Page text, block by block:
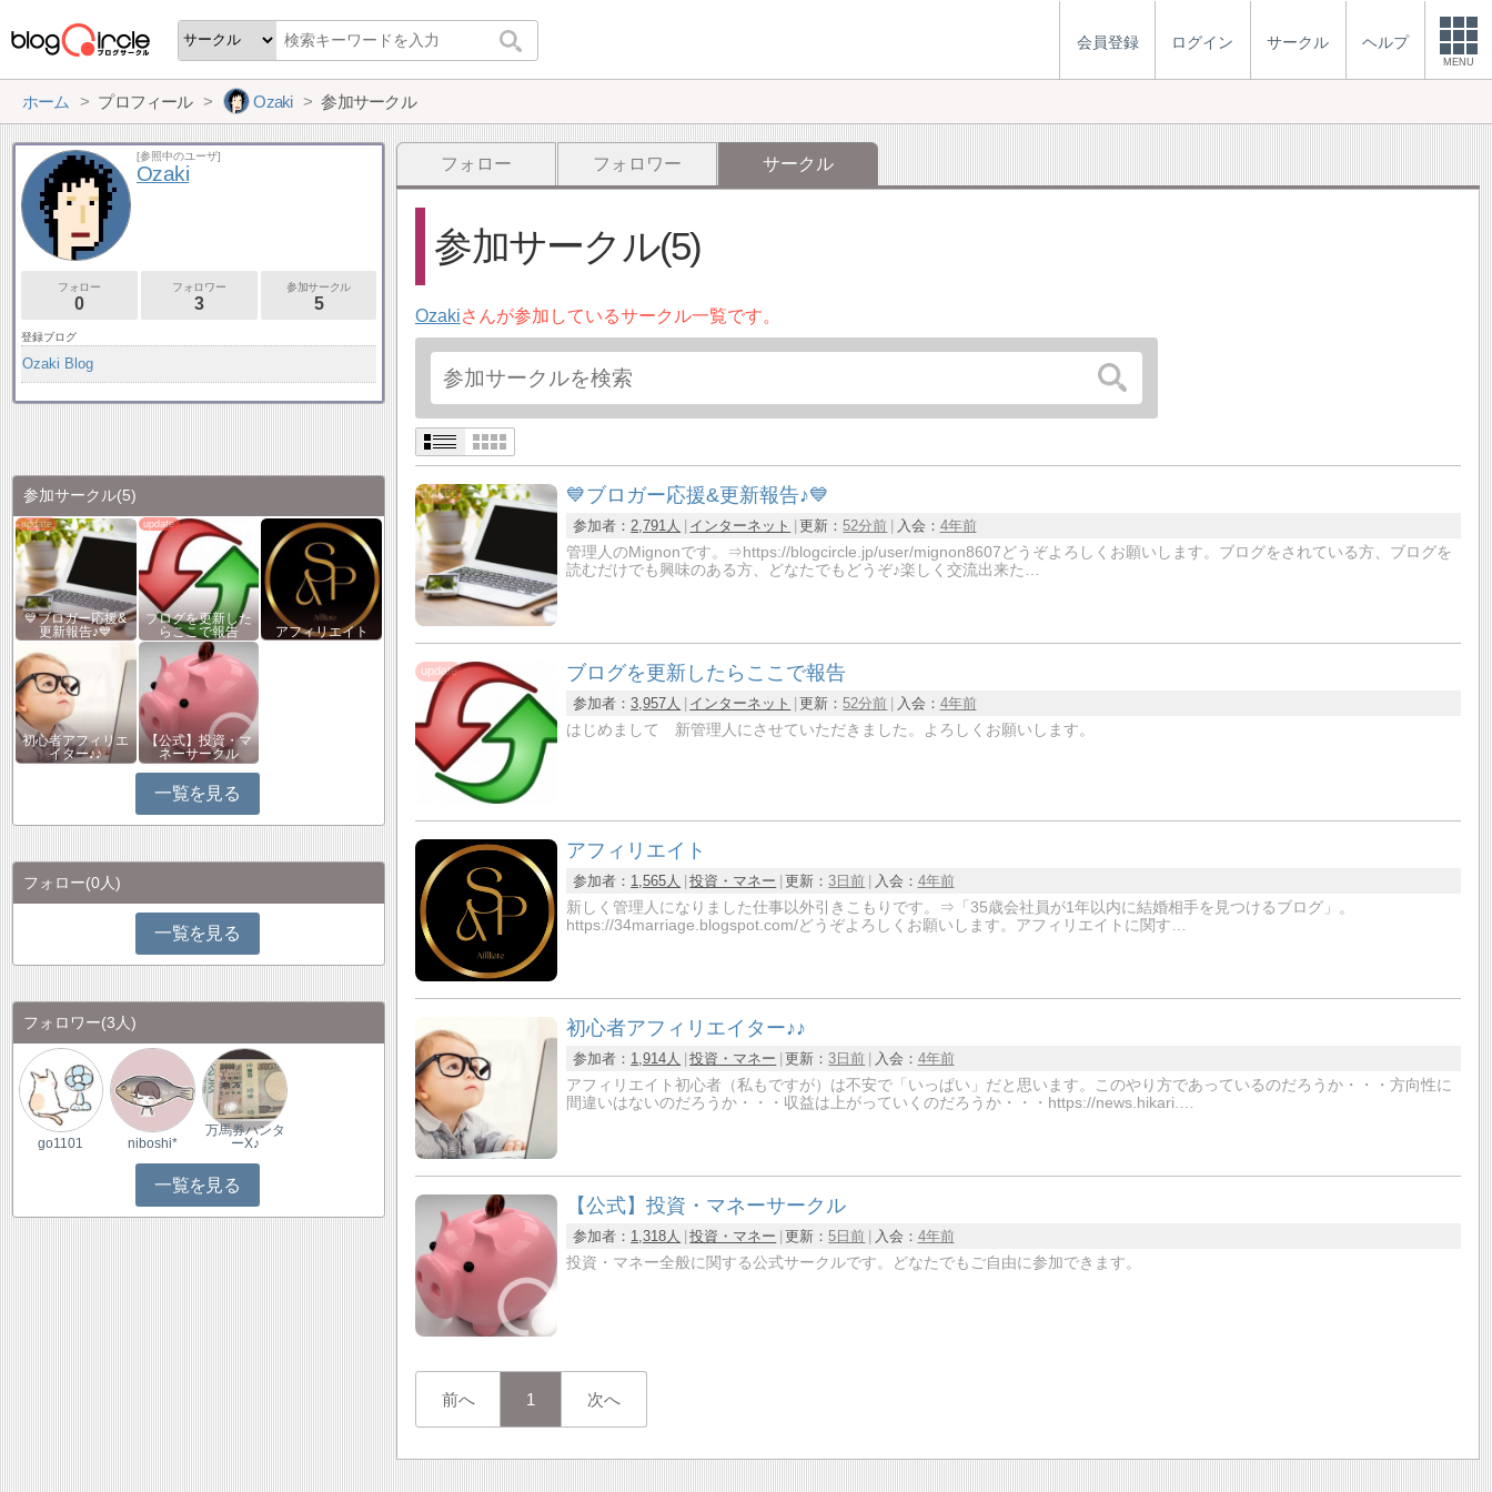
会員登録 ログイン サークル ヘルプ
MENU
ホーム プロフィール Ozaki 参加サークル
フォロー フォロワー サークル
参加サークル(5)
Ozakiさんが参加しているサークル一覧です。
💙ブロガー応援&更新報告♪💙
参加者：2,791人 インターネット 更新：52分前 入会： 4年前
管理人のMignonです。⇒https://blogcircle.jp/user/mignon8607どうぞよろしくお願いします。ブログをされている方、ブログを
読むだけでも興味のある方、どなたでもどうぞ♪楽しく交流出来た…
ブログを更新したらここで報告
参加者：3,957人 インターネット 更新：52分前 入会： 4年前
はじめまして 新管理人にさせていただきました。よろしくお願いします。
アフィリエイト
参加者： 1,565人 投資・マネー 更新： 3日前 入会： 4年前
新しく管理人になりました仕事以外引きこもりです。⇒「35歳会社員が1年以内に結婚相手を見つけるブログ」。
https://34marriage.blogspot.com/どうぞよろしくお願いします。アフィリエイトに関す…
初心者アフィリエイター♪♪
参加者： 1,914人 投資・マネー 更新： 3日前 入会： 4年前
アフィリエイト初心者（私もですが）は不安で「いっぱい」だと思います。このやり方であっているのだろうか・・・方向性に
間違いはないのだろうか・・・収益は上がっていくのだろうか・・・https://news.hikari.…
【公式】投資・マネーサークル
参加者： 1,318人 投資・マネー 更新：5日前 入会： 4年前
投資・マネー全般に関する公式サークルです。どなたでもご自由に参加できます。
前へ 1 次へ
[参照中のユーザ]
Ozaki
フォロー
0
フォロワー
3
参加サークル
5
登録ブログ
Ozaki Blog
参加サークル(5)
💙ブロガー応援&
更新報告♪💙
ブログを更新した
らここで報告
アフィリエイト
初心者アフィリエ
イター♪♪
【公式】投資・マ
ネーサークル
一覧を見る
フォロー(0人)
一覧を見る
フォロワー(3人)
go1101 niboshi*
万馬券ハンタ
ーX♪
一覧を見る